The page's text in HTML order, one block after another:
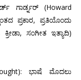
ಗಾರ್ಡ್ನರ್ (Howard
ಪ್ರಕಾರ, ಪ್ರತಿಯೊಂದು
ಸಂಗೀತ ಇತ್ಯಾದಿ)
ಭಾಷೆ ಮೊದಲು